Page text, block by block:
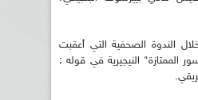
الندوة الصحفية التي أعقبت
الممتازة" النيجيرية في قوله :